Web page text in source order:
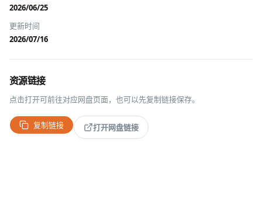
2026/06/25
更新时间
2026/07/16
资源链接
点击打开可前往对应网盘页面，也可以先复制链接保存。
复制链接 打开网盘链接